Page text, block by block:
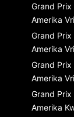
Grand
Amerika
Grand
Amerika
Grand
Amerika
Grand
Amerika